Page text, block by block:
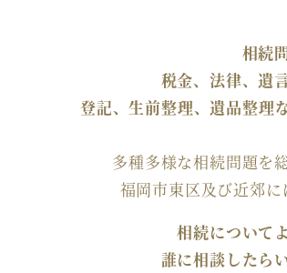
相続
税金、法律、遺
登記、生前整理、遺品整理
多種多様な相続問題を
福岡市東区及び近郊に
相続について
誰に相談したら